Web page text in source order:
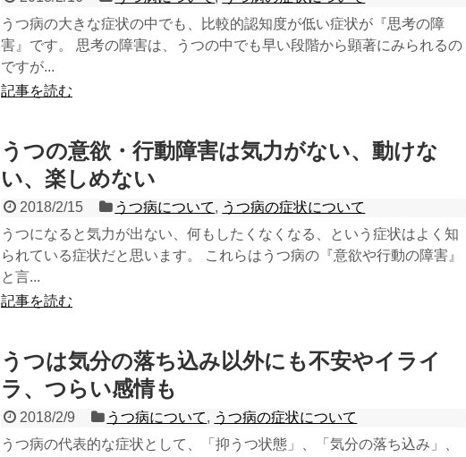
うつ病の大きな症状の中でも、比較的認知度が低い症状が『思考の障
害』です。 思考の障害は、うつの中でも早い段階から顕著にみられるの
ですが...
記事を読む
うつの意欲・行動障害は気力がない、動けな
い、楽しめない
2018/2/15 うつ病について, うつ病の症状について
うつになると気力が出ない、何もしたくなくなる、という症状はよく知
られている症状だと思います。 これらはうつ病の『意欲や行動の障害』
と言...
記事を読む
うつは気分の落ち込み以外にも不安やイライ
ラ、つらい感情も
2018/2/9 うつ病について, うつ病の症状について
うつ病の代表的な症状として、「抑うつ状態」、「気分の落ち込み」、